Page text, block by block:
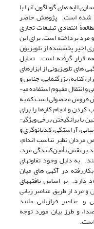
لایه ­های گوناگون آن­ها با
شده است. پژوهش حاضر
انتقادی تبلیغات تجاری
مرد پرداخته است. برای این
تجاری اخیر پخش­شده از تلویزیون
قرار گرفته است. تحلیل
­های تلویزیونی از ابزارهای
کنایه، بزرگ­نمایی، جناس و
غیره برای جلب توجه مخاطب به کالای تبلیغی و انتقال مفهوم استفاده می­
فروش محصولی است که به
کردن و انجام کارها را برای
مخاطبان ساده ­تر و راحت ­تر می­کند. هم­چنین با برانگیختن برخی ویژگی­
آراستگی، کدبانوگری و
مردان نظیر تناسب اندام،
بر نقش تأمین‌کنندگی مرد،
به دلیل وجود تفاوت­های
در آگهی ­های میان
دارد. بر اساس یافته­های
مرد از طریق عناصر زبانی
و عناصر فرا­زبانی مانند
و طرز بیان مورد توجه
است.